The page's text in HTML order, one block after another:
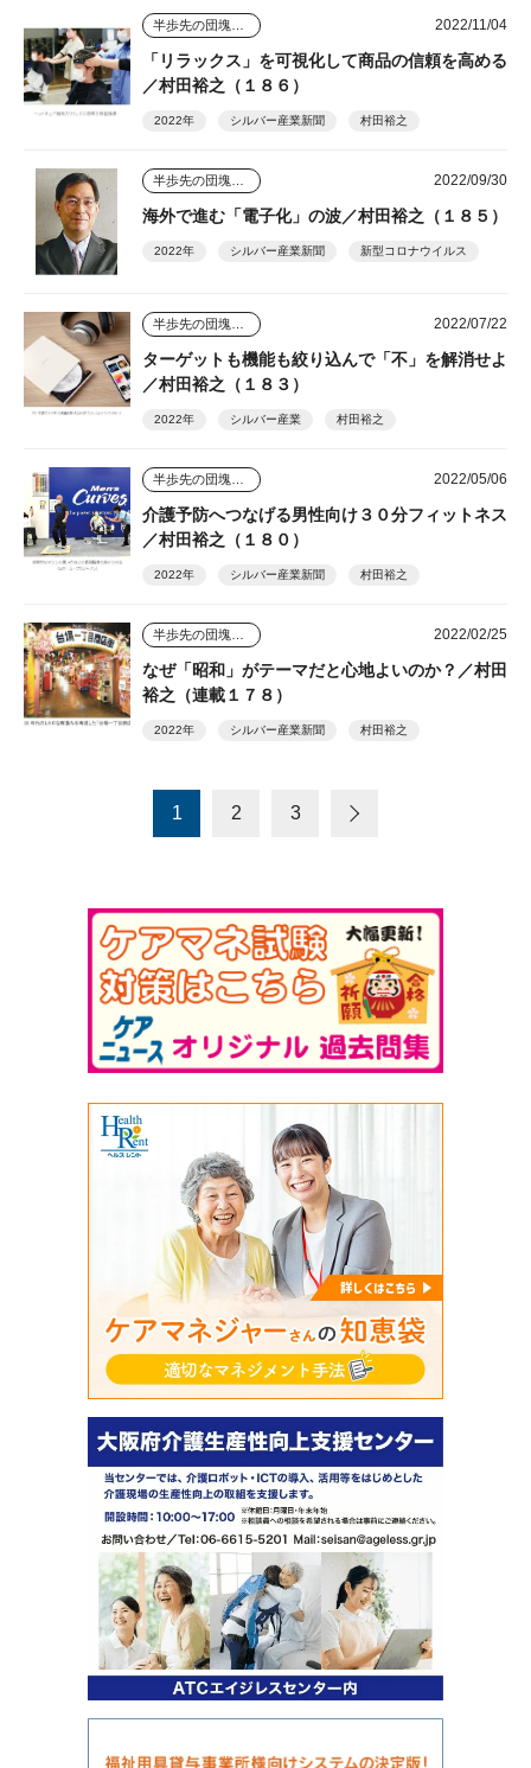
2022/11/04
「リラックス」を可視化して商品の信頼を高める
／村田裕之（１８６）
2022年 シルバー産業新聞 村田裕之
2022/09/30
海外で進む「電子化」の波／村田裕之（１８５）
2022年 シルバー産業新聞 新型コロナウイルス
2022/07/22
ターゲットも機能も絞り込んで「不」を解消せよ
／村田裕之（１８３）
2022年 シルバー産業 村田裕之
2022/05/06
介護予防へつなげる男性向け３０分フィットネス
／村田裕之（１８０）
2022年 シルバー産業新聞 村田裕之
2022/02/25
なぜ「昭和」がテーマだと心地よいのか？／村田
裕之（連載１７８）
2022年 シルバー産業新聞 村田裕之
1 2 3